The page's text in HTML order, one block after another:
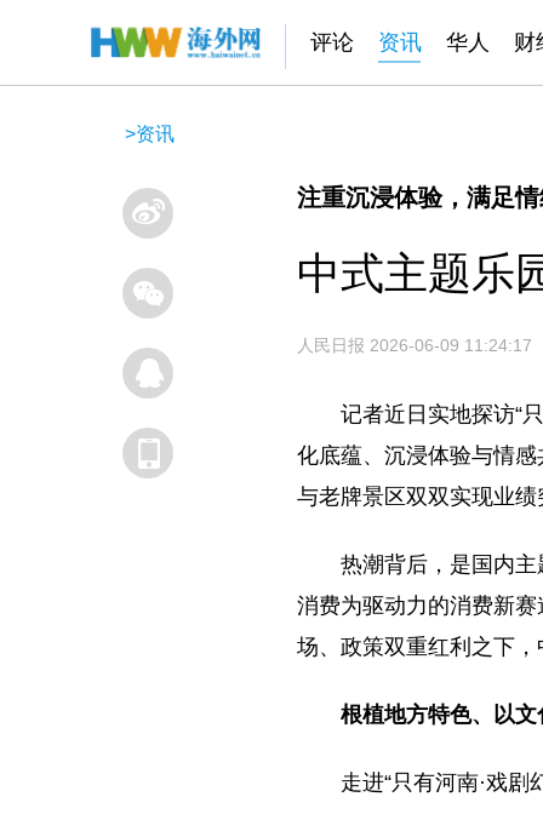
评论 资讯 华人 财
>资讯
注重沉浸体验，满足
中式主题乐
人民日报 2026-06-09 11:24:17
记者近日实地探访“
化底蕴、沉浸体验与情
与老牌景区双双实现业
热潮背后，是国内
消费为驱动力的消费新
场、政策双重红利之下
根植地方特色、以
走进“只有河南·戏